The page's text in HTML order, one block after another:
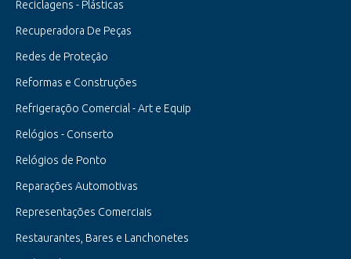
Reciclagens - Plásticas
Recuperadora De Peças
Redes de Proteção
Reformas e Construções
Refrigeraçõo Comercial - Art e Equip
Relógios - Conserto
Relógios de Ponto
Reparações Automotivas
Representações Comerciais
Restaurantes, Bares e Lanchonetes